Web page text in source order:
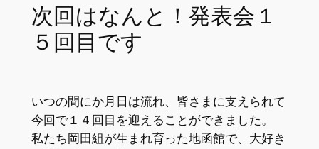
次回はなんと！発表会１
５回目です
いつの間にか月日は流れ、皆さまに支えられて
今回で１４回目を迎えることができました。
私たち岡田組が生まれ育った地函館で、大好き